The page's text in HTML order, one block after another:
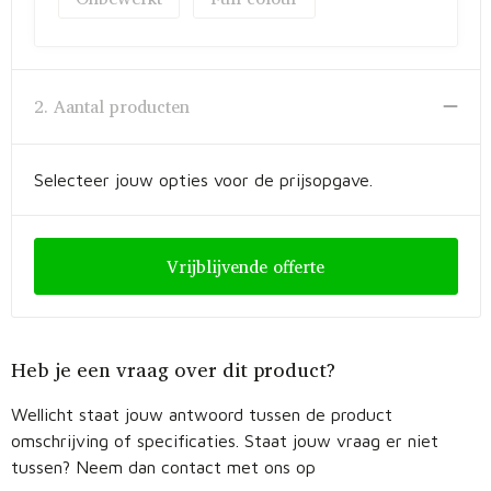
Toilettassen
Waterbestendige tassen
Goodiebags
Aktetassen
2. Aantal producten
Selecteer jouw opties voor de prijsopgave.
Vrijblijvende offerte
Heb je een vraag over dit product?
Wellicht staat jouw antwoord tussen de product
omschrijving of specificaties. Staat jouw vraag er niet
tussen? Neem dan contact met ons op